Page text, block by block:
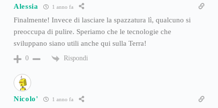
Alessia 1 anno fa
Finalmente! Invece di lasciare la spazzatura lì, qualcuno si
preoccupa di pulire. Speriamo che le tecnologie che
sviluppano siano utili anche qui sulla Terra!
0 Rispondi
Nicolo' 1 anno fa